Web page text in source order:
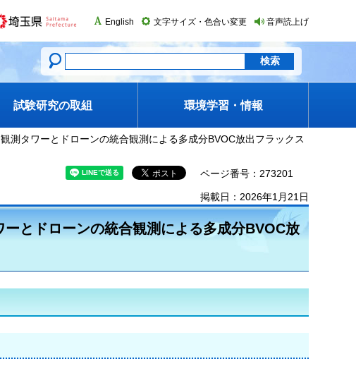
English 文字サイズ・色合い変更 音声読上げ
試験研究の取組 環境学習・情報
測タワーとドローンの統合観測による多成分BVOC放出フラックス
ページ番号：273201
掲載日：2026年1月21日
とドローンの統合観測による多成分BVOC放